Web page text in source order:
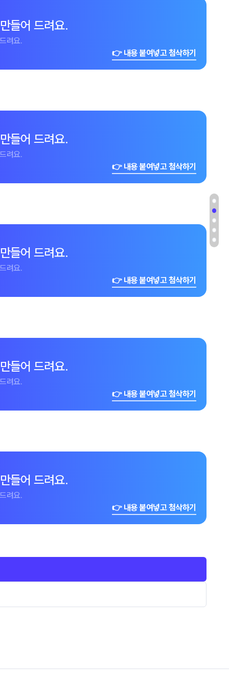
들어 드려요.
려요.
👉 내용 붙여넣고 첨삭하기
들어 드려요.
려요.
👉 내용 붙여넣고 첨삭하기
들어 드려요.
려요.
👉 내용 붙여넣고 첨삭하기
들어 드려요.
려요.
👉 내용 붙여넣고 첨삭하기
들어 드려요.
려요.
👉 내용 붙여넣고 첨삭하기